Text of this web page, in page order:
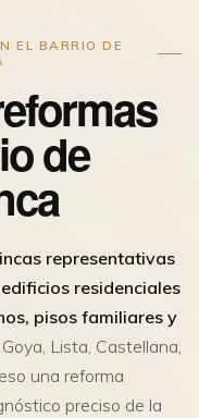
EL BARRIO DE
de
representativas
residenciales
pisos familiares y
Lista, Castellana,
una reforma
preciso de la